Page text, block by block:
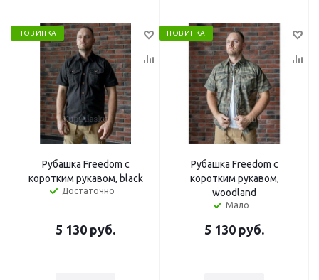
НОВИНКА
Рубашка Freedom с
коротким рукавом, black
Достаточно
5 130 руб.
НОВИНКА
Рубашка Freedom с
коротким рукавом,
woodland
Мало
5 130 руб.